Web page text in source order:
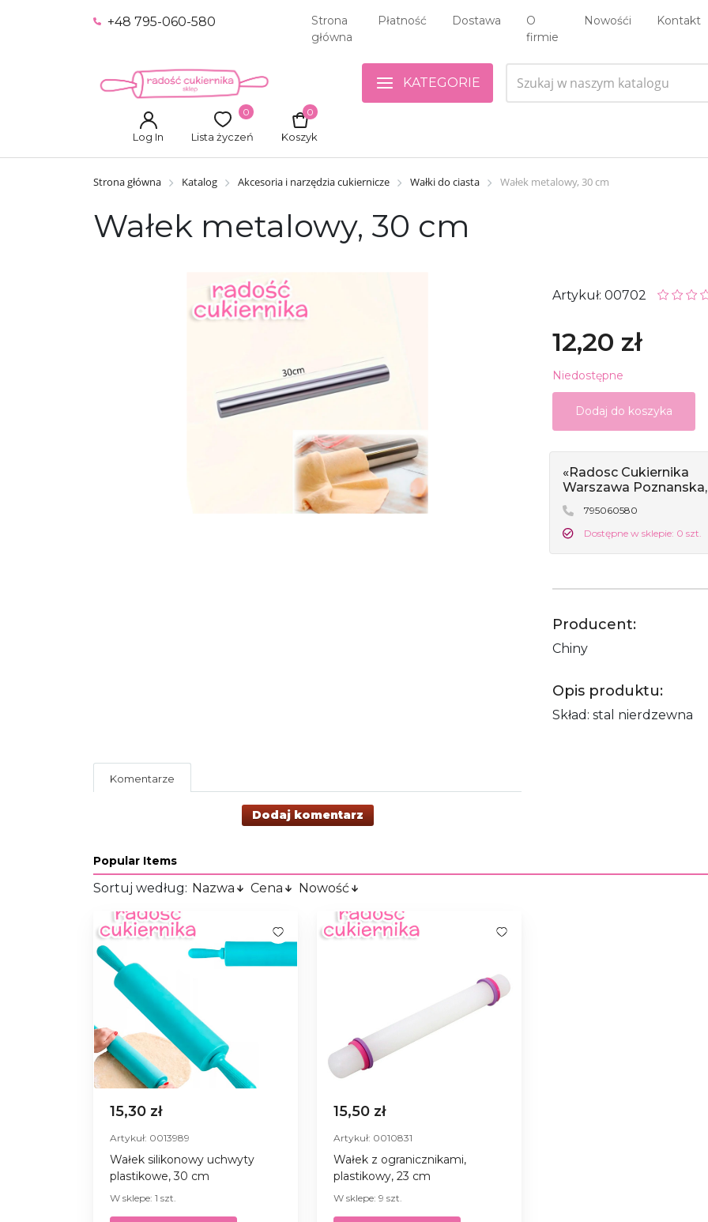
+48 795-060-580
Strona
główna
Płatność Dostawa
O
firmie
Nowośći Kontakt
Log In Lista życzeń
0
Koszyk
0
KATEGORIE
Strona główna Katalog Akcesoria i narzędzia cukiernicze Wałki do ciasta Wałek metalowy, 30 cm
Wałek metalowy, 30 cm
Artykuł: 00702
12,20 zł
Niedostępne
Dodaj do koszyka
«Radosc Cukiernika
Warszawa
795060580
Dostępne w sklepie: 0 szt.
Producent:
Chiny
Opis produktu:
Skład: stal nierdzewna
Komentarze
Dodaj komentarz
Popular Items
Sortuj według: Nazwa Cena Nowość
15,30 zł
Artykuł: 0013989
Wałek silikonowy uchwyty
plastikowe, 30 cm
W sklepe: 1 szt.
15,50 zł
Artykuł: 0010831
Wałek z ogranicznikami,
plastikowy, 23 cm
W sklepe: 9 szt.